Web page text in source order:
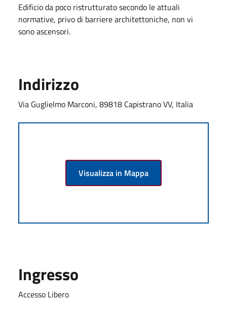
Edificio da poco ristrutturato secondo le attuali
normative, privo di barriere architettoniche, non vi
sono ascensori.
Indirizzo
Via Guglielmo Marconi, 89818 Capistrano VV, Italia
Visualizza in Mappa
Ingresso
Accesso Libero